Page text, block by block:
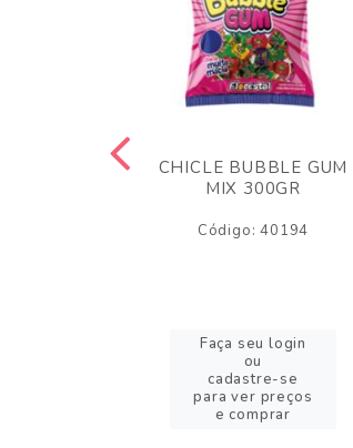
CHICLE BUBBLE GUM
MIX 300GR
Código: 40194
Faça seu login
ou
cadastre-se
para ver preços
e comprar